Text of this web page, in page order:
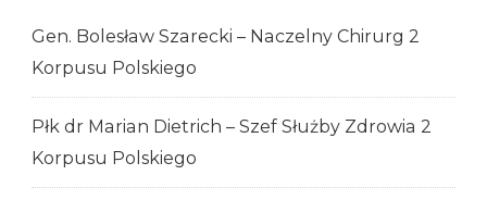
Gen. Bolesław Szarecki – Naczelny Chirurg 2
Korpusu Polskiego
Płk dr Marian Dietrich – Szef Służby Zdrowia 2
Korpusu Polskiego